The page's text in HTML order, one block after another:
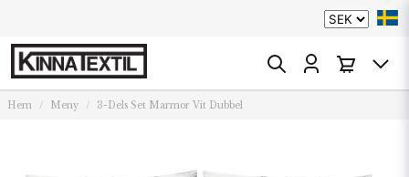
Hem Meny 3-Dels Set Marmor Vit Dubbel